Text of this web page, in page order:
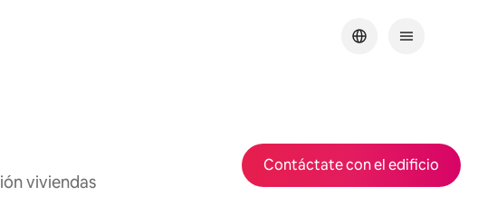
viviendas
Contáctate con el edificio